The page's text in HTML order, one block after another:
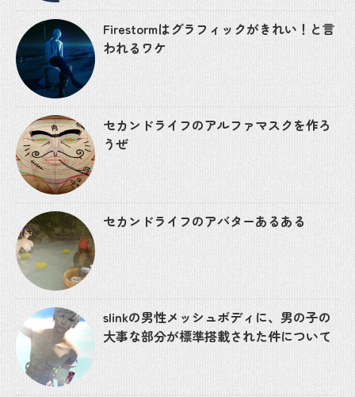
Firestormはグラフィックがきれい！と言
われるワケ
セカンドライフのアルファマスクを作ろ
うぜ
セカンドライフのアバターあるある
slinkの男性メッシュボディに、男の子の
大事な部分が標準搭載された件について